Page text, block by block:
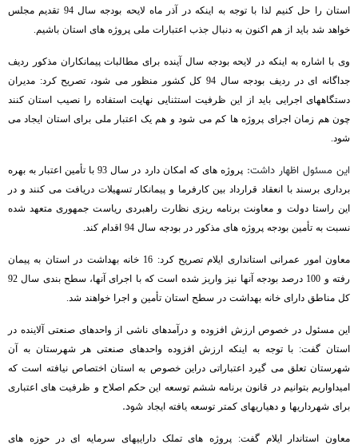
استان را حل کنیم لذا با توجه به اینکه در آذر ماه لایحه بودجه سال 94 تقدیم مجلس
خواهد شد باید از هم اکنون به دنبال جذب اعتبارات ملی پروژه های استان باشیم.
وی با اشاره به اینکه در لایحه بودجه سال آینده برای مطالبات پیمانکاران مذکور ردیف
جداگانه ای در ردیف بودجه سال 94 کل کشور منظور می شود، تصریح کرد: مدیران
دستگاههای اجرایی باید از این ظرفیت استثنایی نهایت استفاده را نصیب استان کنند
چون هم زمان اجرای پروژه ها کم می شود و هم یک اعتبار ملی برای استان ایجاد می
شود.
این مسئول اظهار داشت:
پروژه های که امکان دارد در سال 93 با تأمین اعتبار به بهره
برداری برسند با انعقاد قرارداد بین کارفرما و پیمانکار تسهیلات دریافت می کنند و در
این راستا دولت و معاونت برنامه ریزی نظارت راهبردی ریاست جمهوری متعهد شده
نسبت به تأمین بودجه پروژه های مذکور در بودجه سال 94 اقدام کند.
معاون امور عمرانی استانداری ایلام تصریح کرد: 16 خانه بهداشت در استان به پیمان
رفته و 100 درصد بودجه آنها نیز واریز شده است که با اجرای آنها، سطح بندی سال 92
کل مناطق دارای خانه بهداشت در سطح استان تأمین و اجرا خواهند شد.
این مسئول در خصوص ارزش افزوده و درآمدهای ناشی از واحدهای صنعتی آلاینده در
استان گفت: با توجه به اینکه ارزش افزوده واحدهای صنعتی هر شهرستان به آن
شهرستان تعلق می گیرد اعتباراتی دراین خصوص به استان اختصاص نیافته است که
امیداواریم بتوانیم در قانون برنامه ششم توسعه این حکم اصلاح و ظرفیت های اعتباری
برای شهرداریها و دهیاریهای کمتر توسعه یافته ایجاد شود.
معاون استاندار ایلام گفت: پروژه های تملک داراییهای سرمایه ای در حوزه های